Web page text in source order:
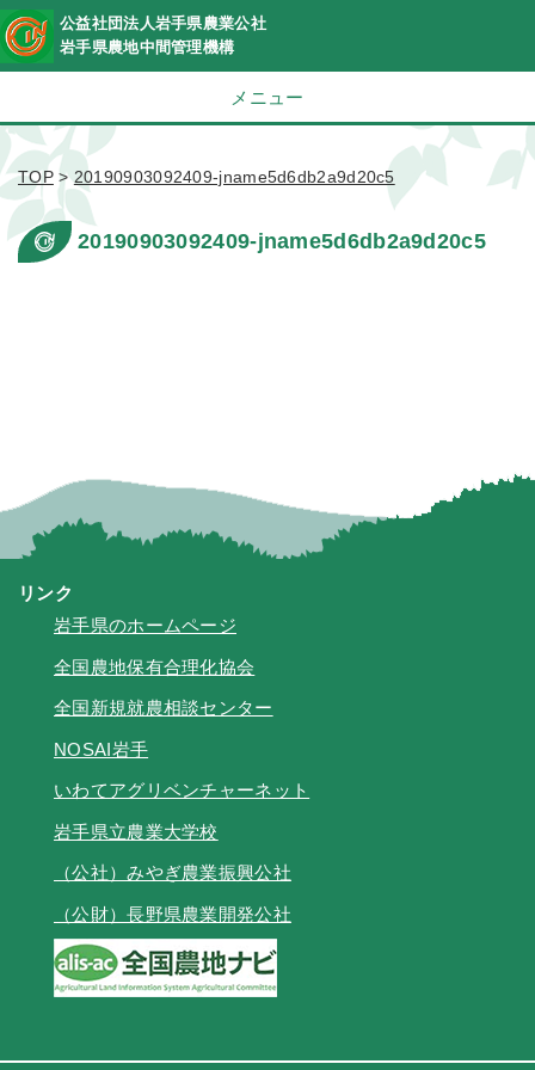
公益社団法人岩手県農業公社
岩手県農地中間管理機構
メニュー
TOP>20190903092409-jname5d6db2a9d20c5
20190903092409-jname5d6db2a9d20c5
リンク
岩手県のホームページ
全国農地保有合理化協会
全国新規就農相談センター
NOSAI岩手
いわてアグリベンチャーネット
岩手県立農業大学校
（公社）みやぎ農業振興公社
（公財）長野県農業開発公社